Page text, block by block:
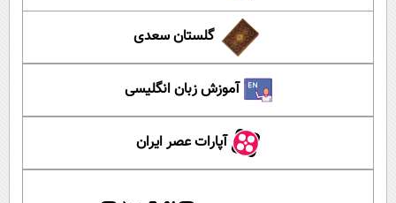
گلستان سعدی
آموزش زبان انگلیسی
آپارات عصر ایران